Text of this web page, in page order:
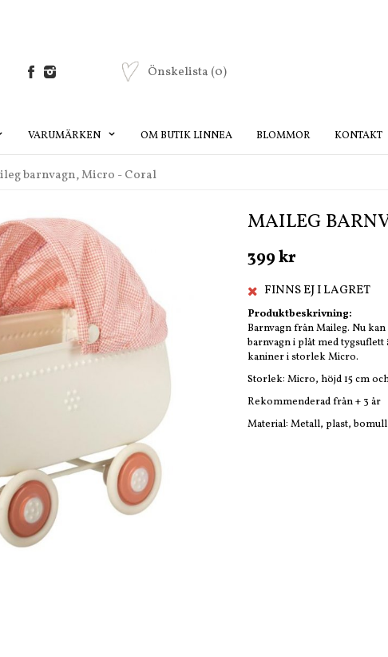
Önskelista (0)
VARUMÄRKEN OM BUTIK LINNEA BLOMMOR KONTAKT
barnvagn, Micro - Coral
MAILEG
399 kr
FINNS EJ I LAGRET
Produktbeskrivning:
Barnvagn från Maileg. Nu
barnvagn i plåt med
kaniner i storlek Micro.
Storlek: Micro, höjd 15 cm
Rekommenderad från + 3 år
Material: Metall, plast,